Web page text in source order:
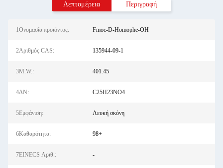
Λεπτομέρεια Περιγραφή
1Ονομασία προϊόντος: Fmoc-D-Homophe-OH
2Αριθμός CAS: 135944-09-1
3M.W.: 401.45
4ΔΝ: C25H23NO4
5Εμφάνιση: Λευκή σκόνη
6Καθαρότητα: 98+
7EINECS Αριθ.: -